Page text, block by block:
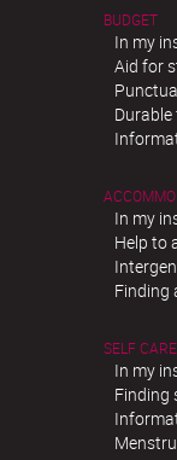
BUDGET
In my
Aid for
In my
Help to
Finding
SELF CARE
In my
Finding